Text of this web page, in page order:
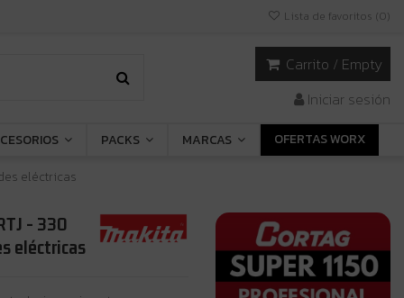
Lista de favoritos (0)
Carrito / Empty
Iniciar sesión
PACKS MARCAS
OFERTAS WORX
eléctricas
- 330
eléctricas